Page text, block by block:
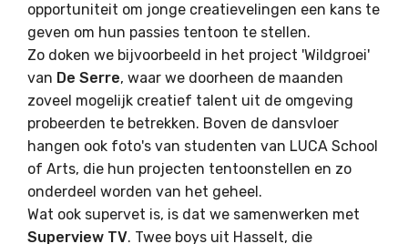
opportuniteit om jonge creatievelingen een kans te
geven om hun passies tentoon te stellen.
Zo doken we bijvoorbeeld in het project 'Wildgroei'
van De Serre, waar we doorheen de maanden
zoveel mogelijk creatief talent uit de omgeving
probeerden te betrekken. Boven de dansvloer
hangen ook foto's van studenten van LUCA School
of Arts, die hun projecten tentoonstellen en zo
onderdeel worden van het geheel.
Wat ook supervet is, is dat we samenwerken met
Superview TV. Twee boys uit Hasselt, die